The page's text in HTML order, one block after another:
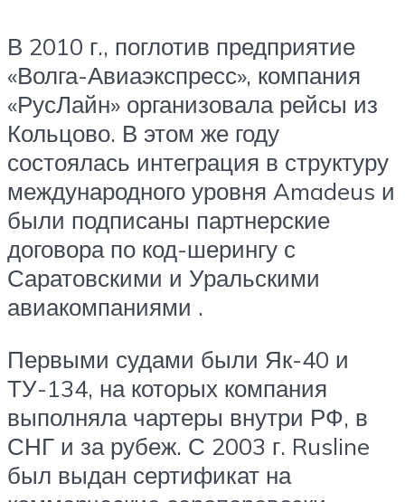
В 2010 г., поглотив предприятие
«Волга-Авиаэкспресс», компания
«РусЛайн» организовала рейсы из
Кольцово. В этом же году
состоялась интеграция в структуру
международного уровня Amadeus и
были подписаны партнерские
договора по код-шерингу с
Саратовскими и Уральскими
авиакомпаниями .
Первыми судами были Як-40 и
ТУ-134, на которых компания
выполняла чартеры внутри РФ, в
СНГ и за рубеж. С 2003 г. Rusline
был выдан сертификат на